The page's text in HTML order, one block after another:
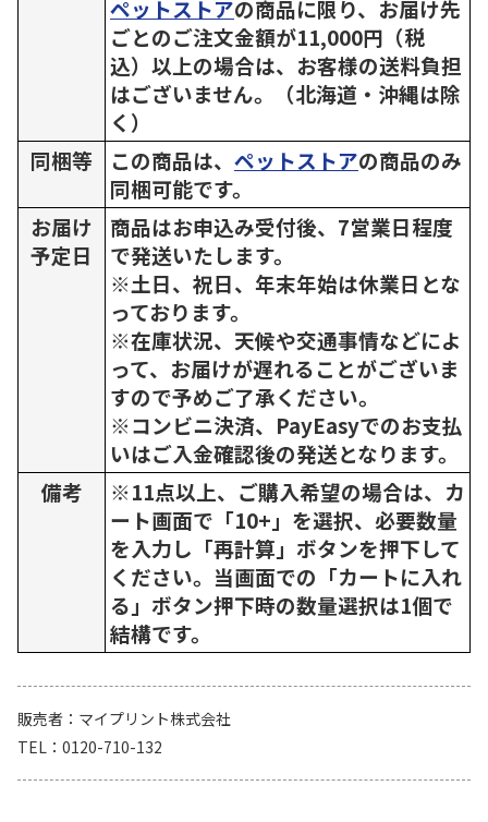
ペットストアの商品に限り、お届け先
ごとのご注文金額が11,000円（税
込）以上の場合は、お客様の送料負担
はございません。（北海道・沖縄は除
く）
同梱等
この商品は、 ペットストアの商品のみ
同梱可能です。
お届け
予定日
商品はお申込み受付後、7営業日程度
で発送いたします。
※土日、祝日、年末年始は休業日とな
っております。
※在庫状況、天候や交通事情などによ
って、お届けが遅れることがございま
すので予めご了承ください。
※コンビニ決済、PayEasyでのお支払
いはご入金確認後の発送となります。
備考
※11点以上、ご購入希望の場合は、カ
ート画面で「10+」を選択、必要数量
を入力し「再計算」ボタンを押下して
ください。当画面での「カートに入れ
る」ボタン押下時の数量選択は1個で
結構です。
販売者
マイプリント株式会社
TEL
0120-710-132